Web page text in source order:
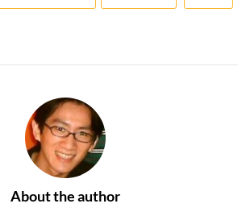
About the author